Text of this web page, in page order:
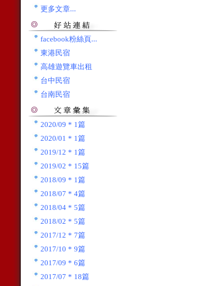
更多文章...
facebook粉絲頁...
東港民宿
高雄遊覽車出租
台中民宿
台南民宿
2020/09 * 1篇
2020/01 * 1篇
2019/12 * 1篇
2019/02 * 15篇
2018/09 * 1篇
2018/07 * 4篇
2018/04 * 5篇
2018/02 * 5篇
2017/12 * 7篇
2017/10 * 9篇
2017/09 * 6篇
2017/07 * 18篇